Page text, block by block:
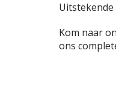
Kom naar
ons